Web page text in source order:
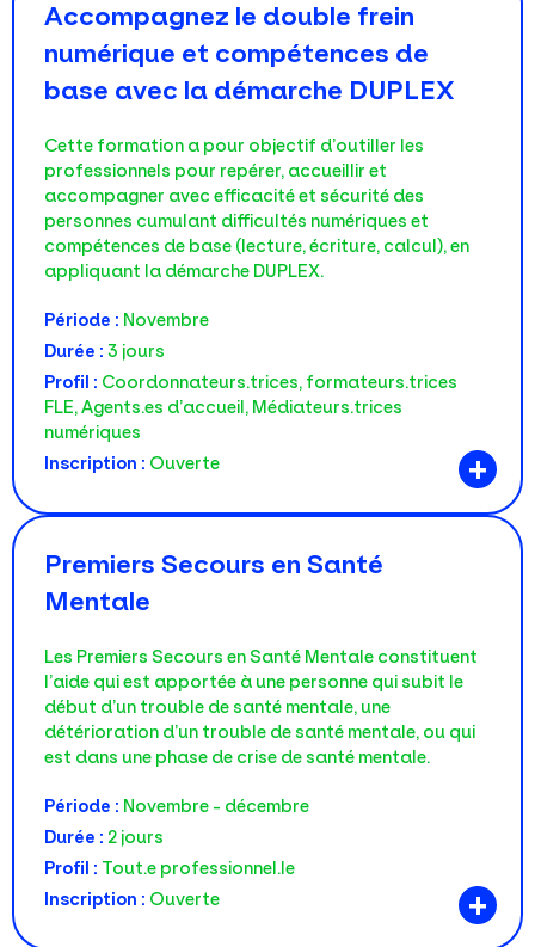
Accompagnez le double frein
numérique et compétences de
base avec la démarche DUPLEX
Cette formation a pour objectif d’outiller les
professionnels pour repérer, accueillir et
accompagner avec efficacité et sécurité des
personnes cumulant difficultés numériques et
compétences de base (lecture, écriture, calcul), en
appliquant la démarche DUPLEX.
Période : Novembre
Durée : 3 jours
Profil : Coordonnateurs.trices, formateurs.trices
FLE, Agents.es d’accueil, Médiateurs.trices
numériques
Inscription : Ouverte +
Premiers Secours en Santé
Mentale
Les Premiers Secours en Santé Mentale constituent
l’aide qui est apportée à une personne qui subit le
début d’un trouble de santé mentale, une
détérioration d’un trouble de santé mentale, ou qui
est dans une phase de crise de santé mentale.
Période : Novembre - décembre
Durée : 2 jours
Profil : Tout.e professionnel.le
Inscription : Ouverte +